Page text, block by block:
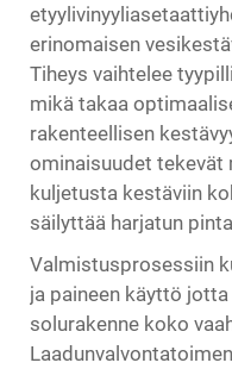
erinomaisen
Tiheys vaihtelee
mikä takaa
rakenteellisen
ominaisuudet tekevät
kuljetusta kestäviin
säilyttää harjatun
Valmistusprosessiin
ja paineen käyttö
solurakenne koko